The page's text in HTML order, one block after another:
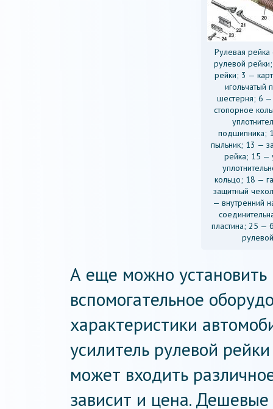
Рулевая рейка
рулевой
рейки; 3 —
игольчатый
шестерня; 6
стопорное
подшипника;
пыльник; 13 —
рейка; 15 —
кольцо; 18 —
защитный
— внутренний
пластина; 25 —
А еще можно установить
вспомогательное
характеристики
усилитель рулевой
может входить
зависит и цена.